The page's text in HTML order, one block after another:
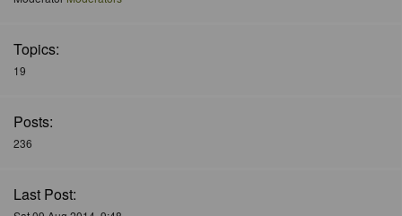
Topics:
19
Posts:
236
Last Post: